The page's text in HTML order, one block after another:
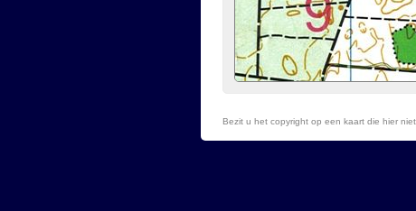
Bezit u het copyright op een kaart die hier